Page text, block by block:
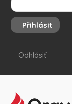
Přihlásit
Odhlásiť